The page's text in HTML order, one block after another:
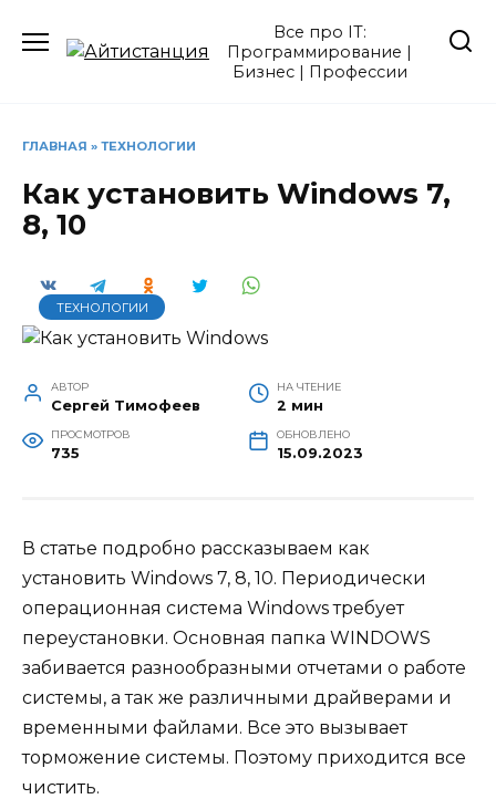
содержанию
Все про IT:
Программирование |
Бизнес | Профессии
ГЛАВНАЯ » ТЕХНОЛОГИИ
Как установить Windows 7,
8, 10
ТЕХНОЛОГИИ
АВТОР
Сергей Тимофеев
НА ЧТЕНИЕ
2 мин
ПРОСМОТРОВ
735
ОБНОВЛЕНО
В статье подробно рассказываем как
установить Windows 7, 8, 10. Периодически
операционная система Windows требует
переустановки. Основная папка WINDOWS
забивается разнообразными отчетами о работе
системы, а так же различными драйверами и
временными файлами. Все это вызывает
торможение системы. Поэтому приходится все
чистить.